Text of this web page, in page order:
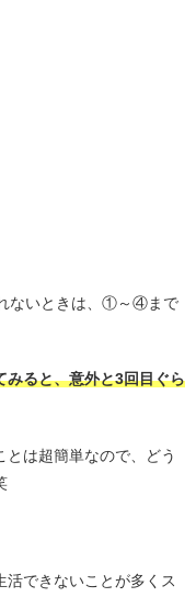
ないときは、①～④まで
みると、意外と3回目ぐら
は超簡単なので、どう
できないことが多くス